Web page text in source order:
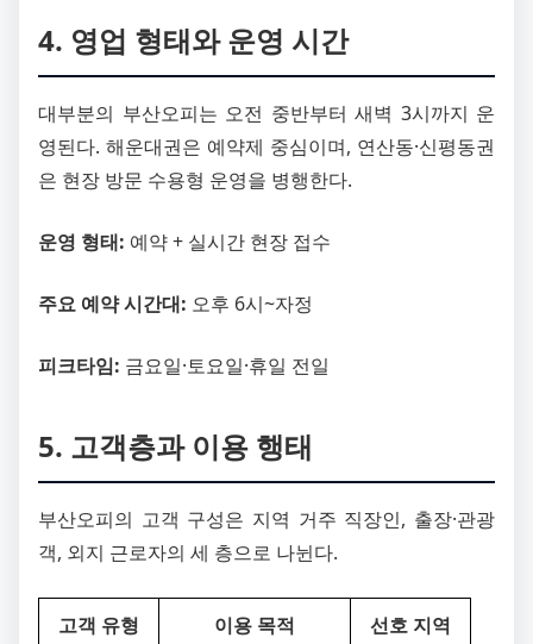
4. 영업 형태와 운영 시간
대부분의 부산오피는 오전 중반부터 새벽 3시까지 운
영된다. 해운대권은 예약제 중심이며, 연산동·신평동권
은 현장 방문 수용형 운영을 병행한다.
운영 형태: 예약 + 실시간 현장 접수
주요 예약 시간대: 오후 6시~자정
피크타임: 금요일·토요일·휴일 전일
5. 고객층과 이용 행태
부산오피의 고객 구성은 지역 거주 직장인, 출장·관광
객, 외지 근로자의 세 층으로 나뉜다.
고객 유형 이용 목적 선호 지역